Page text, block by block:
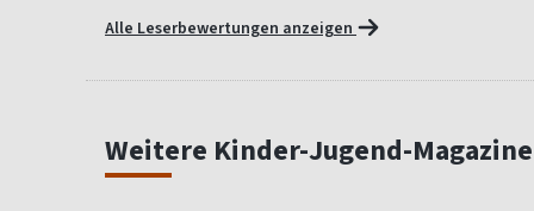
Alle Leserbewertungen anzeigen
Weitere Kinder-Jugend-Magazine